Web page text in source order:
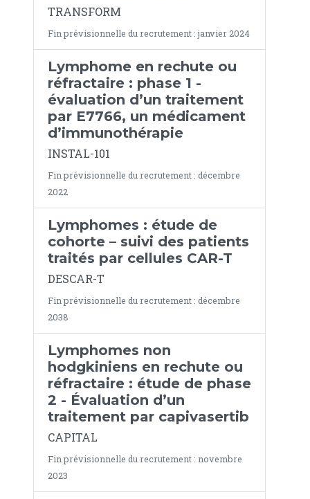
TRANSFORM
Fin prévisionnelle du recrutement : janvier 2024
Lymphome en rechute ou
réfractaire : phase 1 -
évaluation d’un traitement
par E7766, un médicament
d’immunothérapie
INSTAL-101
Fin prévisionnelle du recrutement : décembre
2022
Lymphomes : étude de
cohorte – suivi des patients
traités par cellules CAR-T
DESCAR-T
Fin prévisionnelle du recrutement : décembre
2038
Lymphomes non
hodgkiniens en rechute ou
réfractaire : étude de phase
2 - Évaluation d’un
traitement par capivasertib
CAPITAL
Fin prévisionnelle du recrutement : novembre
2023